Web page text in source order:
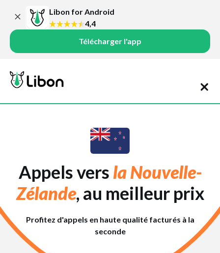
Libon for Android
4,4
Télécharger l'app
Appels vers la Nouvelle-
Zélande, au meilleur prix
Profitez d'appels en haute qualité facturés à la
seconde